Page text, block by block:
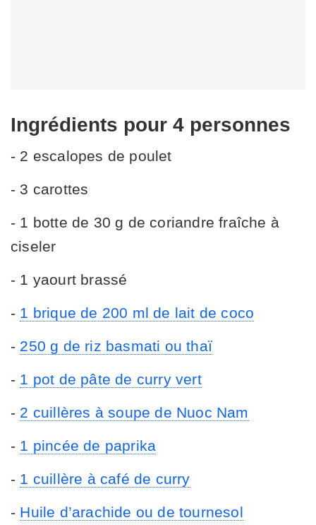
Ingrédients pour 4 personnes
- 2 escalopes de poulet
- 3 carottes
- 1 botte de 30 g de coriandre fraîche à
ciseler
- 1 yaourt brassé
- 1 brique de 200 ml de lait de coco
- 250 g de riz basmati ou thaï
- 1 pot de pâte de curry vert
- 2 cuillères à soupe de Nuoc Nam
- 1 pincée de paprika
- 1 cuillère à café de curry
- Huile d’arachide ou de tournesol